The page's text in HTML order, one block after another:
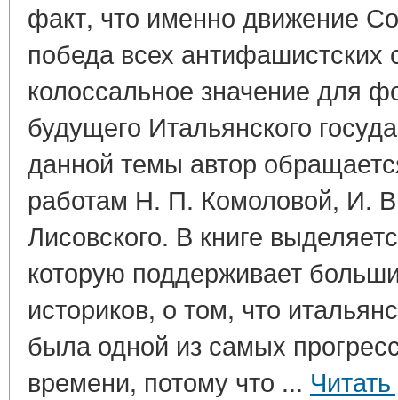
факт, что именно движение
победа всех
колоссальное значение для
будущего Итальянского
данной темы автор
работам Н. П. Комоловой, И.
Лисовского. В книге
которую поддерживает
историков, о том, что
была одной из самых
времени, потому что ...